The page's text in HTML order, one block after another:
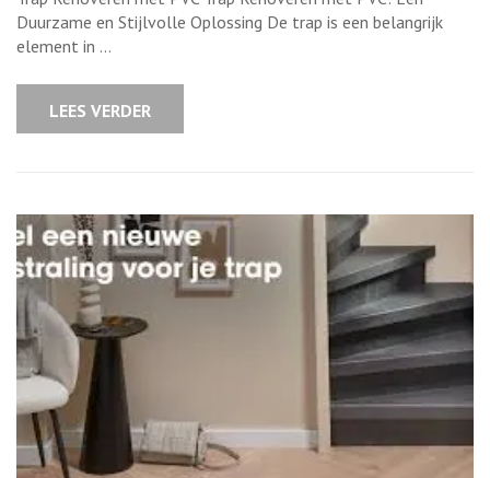
trap
met
PVC:
Duurzame en Stijlvolle Oplossing De trap is een belangrijk
element in …
LEES VERDER